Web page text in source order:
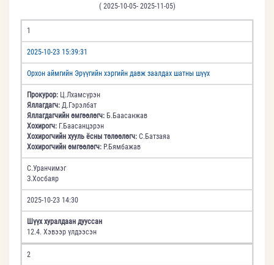
( 2025-10-05- 2025-11-05)
1
2025-10-23 15:39:31
Орхон аймгийн Эрүүгийн хэргийн давж заалдах шатны шүүх
Прокурор: Ц.Лхамсүрэн
Яллагдагч: Д.Гэрэлбат
Яллагдагчийн өмгөөлөгч: Б.Баасанжав
Хохирогч: Г.Баасанцэрэн
Хохирогчийн хууль ёсны төлөөлөгч: С.Батзаяа
Хохирогчийн өмгөөлөгч: Р.Бямбажав
С.Уранчимэг
З.Хосбаяр
2025-10-23 14:30
Шүүх хуралдаан дууссан
12.4. Хэвээр үлдээсэн
2